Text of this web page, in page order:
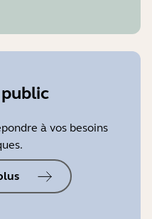
à vos besoins